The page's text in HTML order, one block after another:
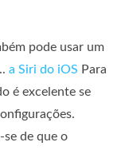
pode usar um
a Siri do iOS Para
é excelente se
de que o